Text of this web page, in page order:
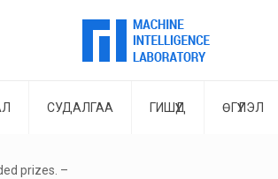
СУДАЛГАА ГИШҮҮД ӨГҮҮЛЭЛ
prizes. –